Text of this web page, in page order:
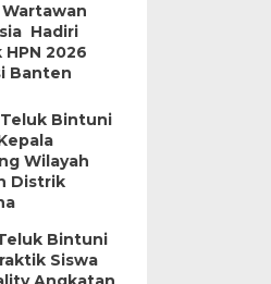
Winter
Hadiri
HPN 2026
Banten
Bintuni
Wilayah
Distrik
Bintuni
Siswa